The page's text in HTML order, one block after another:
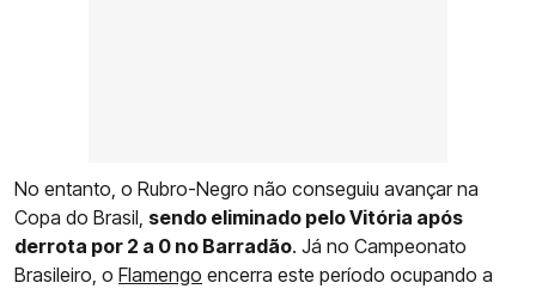
No entanto, o Rubro-Negro não conseguiu avançar na
Copa do Brasil, sendo eliminado pelo Vitória após
derrota por 2 a 0 no Barradão. Já no Campeonato
Brasileiro, o Flamengo encerra este período ocupando a